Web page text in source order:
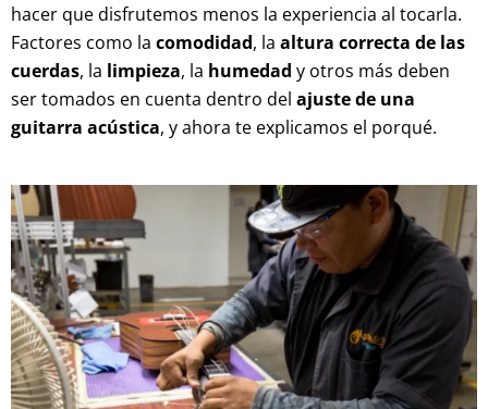
hacer que disfrutemos menos la experiencia al tocarla.
Factores como la comodidad, la altura correcta de las
cuerdas, la limpieza, la humedad y otros más deben
ser tomados en cuenta dentro del ajuste de una
guitarra acústica, y ahora te explicamos el porqué.